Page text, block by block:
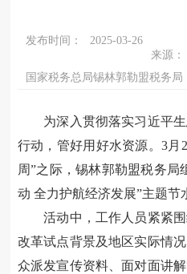
发布时间：
2025-03-26
来源：
国家税务总局锡林郭勒盟税务局
为深入贯彻落实习近平
行动，管好用好水资源。3月
周”之际，锡林郭勒盟税务局
动 全力护航经济发展”主题节
活动中，工作人员紧紧
改革试点背景及地区实际情
众派发宣传资料 、面对面讲